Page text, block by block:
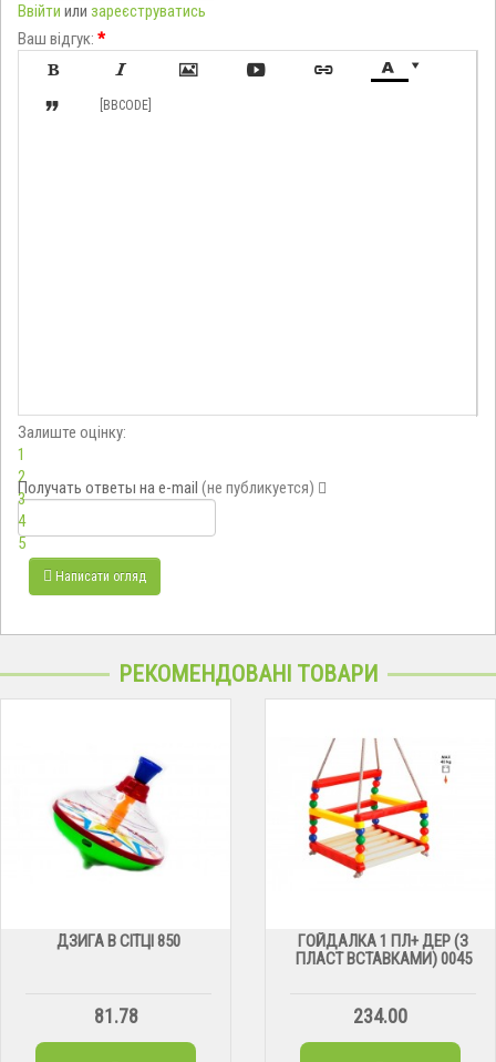
Ввійти или зареєструватись
Ваш відгук: *

     
 [BBCODE]
Залиште оцінку:
1
2
3
4
5
Получать ответы на e-mail (не публикуется)
Написати огляд
РЕКОМЕНДОВАНІ ТОВАРИ
ДЗИГА В СІТЦІ 850
81.78
ГОЙДАЛКА 1 ПЛ+ ДЕР (З
ПЛАСТ ВСТАВКАМИ) 0045
234.00